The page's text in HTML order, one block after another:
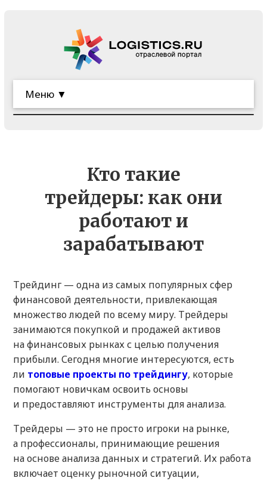
Меню ▼
Кто такие
трейдеры: как они
работают и
зарабатывают
Трейдинг — одна из самых популярных сфер
финансовой деятельности, привлекающая
множество людей по всему миру. Трейдеры
занимаются покупкой и продажей активов
на финансовых рынках с целью получения
прибыли. Сегодня многие интересуются, есть
ли топовые проекты по трейдингу, которые
помогают новичкам освоить основы
и предоставляют инструменты для анализа.
Трейдеры — это не просто игроки на рынке,
а профессионалы, принимающие решения
на основе анализа данных и стратегий. Их работа
включает оценку рыночной ситуации,